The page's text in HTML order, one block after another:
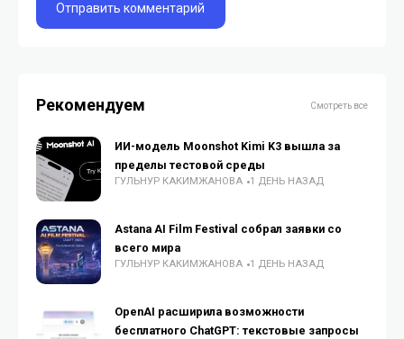
Рекомендуем Смотреть все
ИИ-модель Moonshot Kimi K3 вышла за
пределы тестовой среды
ГУЛЬНУР КАКИМЖАНОВА 1 ДЕНЬ НАЗАД
Astana AI Film Festival собрал заявки со
всего мира
ГУЛЬНУР КАКИМЖАНОВА 1 ДЕНЬ НАЗАД
OpenAI расширила возможности
бесплатного ChatGPT: текстовые запросы